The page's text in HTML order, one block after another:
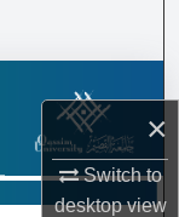
×
Switch to
desktopview